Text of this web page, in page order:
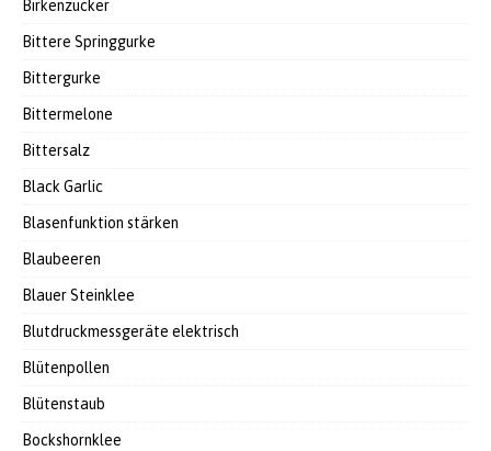
Birkenzucker
Bittere Springgurke
Bittergurke
Bittermelone
Bittersalz
Black Garlic
Blasenfunktion stärken
Blaubeeren
Blauer Steinklee
Blutdruckmessgeräte elektrisch
Blütenpollen
Blütenstaub
Bockshornklee